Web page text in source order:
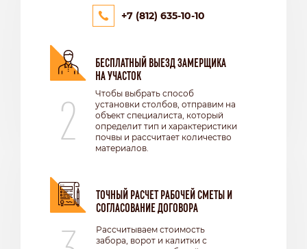
+7 (812) 635-10-10
2
БЕСПЛАТНЫЙ ВЫЕЗД ЗАМЕРЩИКА
НА УЧАСТОК
Чтобы выбрать способ
установки столбов, отправим на
объект специалиста, который
определит тип и характеристики
почвы и рассчитает количество
материалов.
ТОЧНЫЙ РАСЧЕТ РАБОЧЕЙ СМЕТЫ И
СОГЛАСОВАНИЕ ДОГОВОРА
Рассчитываем стоимость
забора, ворот и калитки с